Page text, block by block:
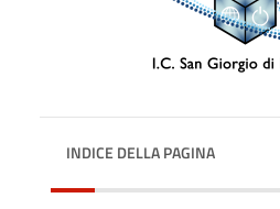
INDICE DELLA PAGINA